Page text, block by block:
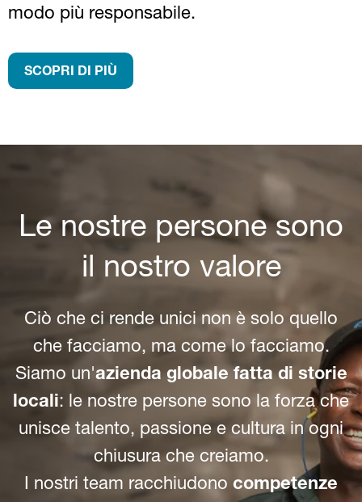
modo più responsabile.
SCOPRI DI PIÙ
Le nostre persone sono
il nostro valore
Ciò che ci rende unici non è solo quello
che facciamo, ma come lo facciamo.
Siamo un'azienda globale fatta di storie
locali: le nostre persone sono la forza che
unisce talento, passione e cultura in ogni
chiusura che creiamo.
I nostri team racchiudono competenze